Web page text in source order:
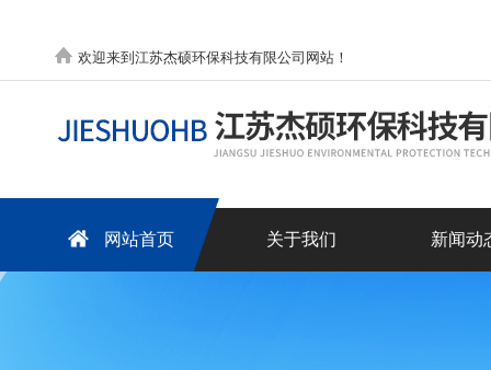
欢迎来到江苏杰硕环保科技有限公司网站！
网站首页 关于我们 新闻动